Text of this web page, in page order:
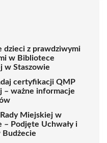
dzieci z prawdziwymi
w Bibliotece
w Staszowie
certyfikacji QMP
– ważne informacje
Rady Miejskiej w
– Podjęte Uchwały i
Budżecie